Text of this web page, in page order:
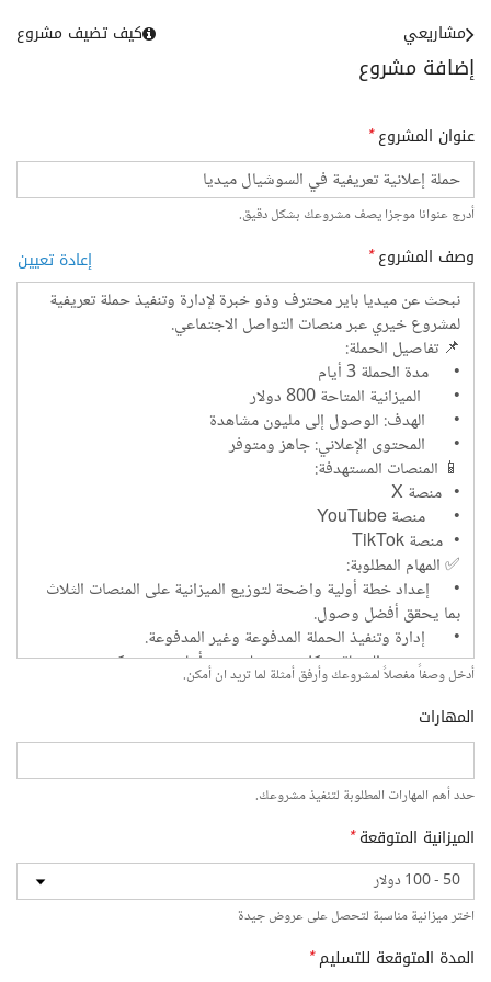
إضافة مشروع
مشاريعي كيف تضيف مشروع
عنوان المشروع*
أدرج عنوانا موجزا يصف مشروعك بشكل دقيق.
وصف المشروع* إعادة تعيين
أدخل وصفاً مفصلاً لمشروعك وأرفق أمثلة لما تريد ان أمكن.
المهارات
حدد أهم المهارات المطلوبة لتنفيذ مشروعك.
الميزانية المتوقعة*
اختر ميزانية مناسبة لتحصل على عروض جيدة
المدة المتوقعة للتسليم*